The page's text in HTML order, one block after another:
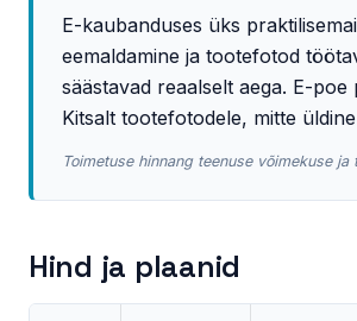
E-kaubanduses üks
eemaldamine ja tootefotod
säästavad reaalselt aega. E-
Kitsalt tootefotodele, mitte
Toimetuse hinnang teenuse võimekuse
Hind ja plaanid